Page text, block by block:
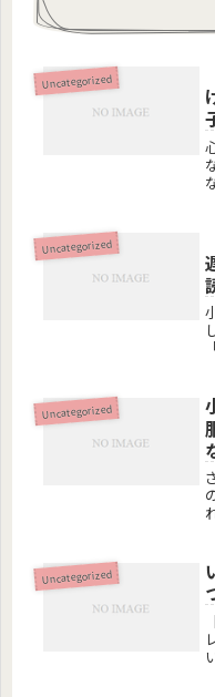
Uncategorized
Uncategorized
Uncategorized
Uncategorized